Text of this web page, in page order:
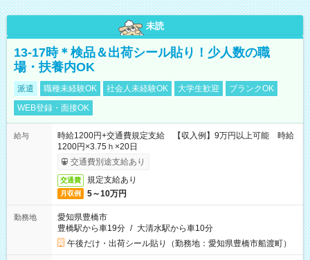
未読
13-17時＊検品＆出荷シール貼り！少人数の職
場・扶養内OK
派遣 職種未経験OK 社会人未経験OK 大学生歓迎
ブランクOK
WEB登録・面接OK
給与
時給1200円+交通費規定支給 【収入例】9万円以上可能 時給
1200円×3.75ｈ×20日
交通費別途支給あり
交通費 規定支給あり
月収例 5～10万円
勤務地
愛知県豊橋市
豊橋駅から車19分 / 大清水駅から車10分
午後だけ・出荷シール貼り（勤務地：愛知県豊橋市船渡町）